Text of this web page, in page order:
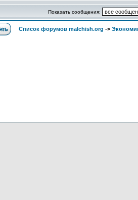
Показать сообщения:
Список форумов malchish.org ->